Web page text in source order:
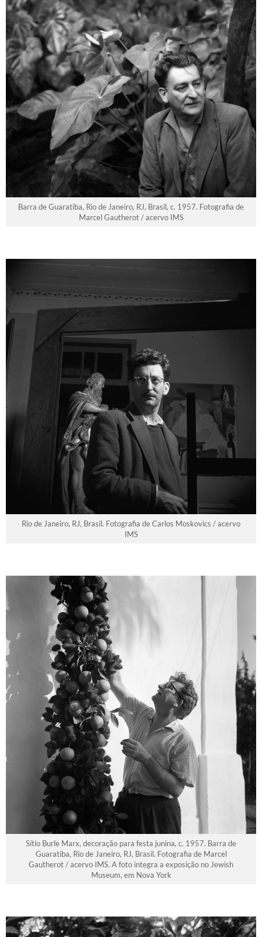
Barra de Guaratiba, Rio de Janeiro, RJ, Brasil, c. 1957. Fotografia de
Marcel Gautherot / acervo IMS
Rio de Janeiro, RJ, Brasil. Fotografia de Carlos Moskovics / acervo
IMS
Sítio Burle Marx, decoração para festa junina, c. 1957. Barra de
Guaratiba, Rio de Janeiro, RJ, Brasil. Fotografia de Marcel
Gautherot / acervo IMS. A foto integra a exposição no Jewish
Museum, em Nova York